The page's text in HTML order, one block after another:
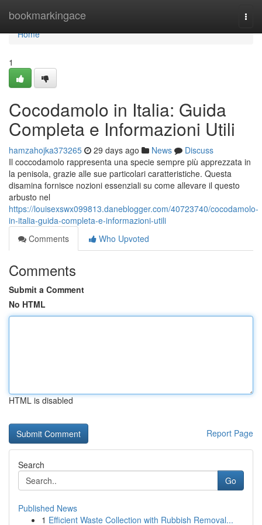
bookmarkingace
Home
Home
1
Cocodamolo in Italia: Guida
Completa e Informazioni Utili
hamzahojka373265 29 days ago News
Discuss
Il coccodamolo rappresenta una specie sempre più apprezzata in
la penisola, grazie alle sue particolari caratteristiche. Questa
disamina fornisce nozioni essenziali su come allevare il questo
arbusto nel
https://louisexswx099813.daneblogger.com/40723740/cocodamolo-
in-italia-guida-completa-e-informazioni-utili
Comments
Who Upvoted
Comments
Submit a Comment
No HTML
HTML is disabled
Report Page
Search
Go
Published News
1 Efficient Waste Collection with Rubbish Removal...